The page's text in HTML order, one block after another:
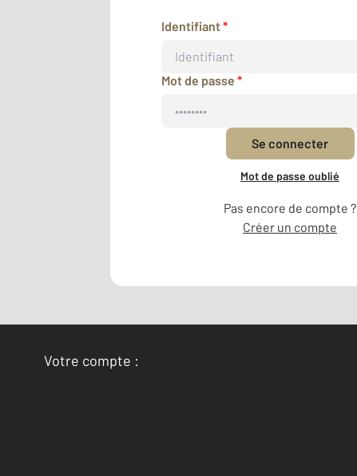
Identifiant*
Mot de passe *
Se connecter
Mot de passe oublié
Pas encore de compte ?
Créer un compte
Votre compte :
Accéder à mon compte